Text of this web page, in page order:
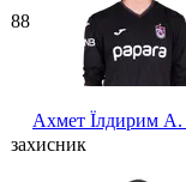
88
Ахмет Їлдирим А.
захисник